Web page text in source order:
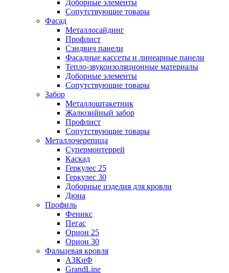
Доборные элементы
Сопутствующие товары
Фасад
Металлосайдинг
Профлист
Сэндвич панели
Фасадные кассеты и линеарные панели
Тепло-звукоизоляционные материалы
Доборные элементы
Сопутствующие товары
Забор
Металлоштакетник
Жалюзийный забор
Профлист
Сопутствующие товары
Металлочерепица
Супермонтеррей
Каскад
Геркулес 25
Геркулес 30
Доборные изделия для кровли
Дюна
Профиль
Феникс
Пегас
Орион 25
Орион 30
Фальцевая кровля
АЗКиФ
GrandLine